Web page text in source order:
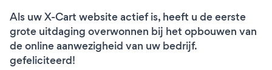
Als uw X-Cart website actief is, heeft u de eerste
grote uitdaging overwonnen bij het opbouwen van
de online aanwezigheid van uw bedrijf.
gefeliciteerd!